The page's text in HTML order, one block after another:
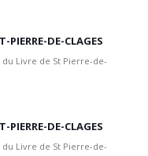
PIERRE-DE-CLAGES
du Livre de St Pierre-de-
PIERRE-DE-CLAGES
du Livre de St Pierre-de-